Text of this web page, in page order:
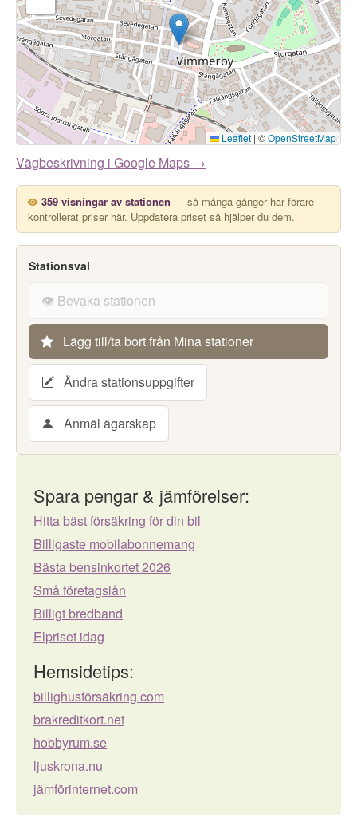
Leaflet | ©OpenStreetMap
Vägbeskrivning i Google Maps →
359 visningar av stationen — så många gånger har förare
kontrollerat priser här. Uppdatera priset så hjälper du dem.
Stationsval
👁️ Bevaka stationen
Lägg till/ta bort från Mina stationer
Ändra stationsuppgifter
Anmäl ägarskap
Spara pengar & jämförelser:
Hitta bäst försäkring för din bil
Billigaste mobilabonnemang
Bästa bensinkortet 2026
Små företagslån
Billigt bredband
Elpriset idag
Hemsidetips:
billighusförsäkring.com
brakreditkort.net
hobbyrum.se
ljuskrona.nu
jämförinternet.com